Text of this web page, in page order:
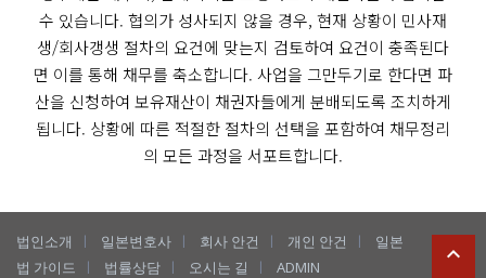
수 있습니다. 협의가 성사되지 않을 경우, 현재 상황이 민사재
생/회사갱생 절차의 요건에 맞는지 검토하여 요건이 충족된다
면 이를 통해 채무를 축소합니다. 사업을 그만두기로 한다면 파
산을 신청하여 보유재산이 채권자들에게 분배되도록 조치하게
됩니다. 상황에 따른 적절한 절차의 선택을 포함하여 채무정리
의 모든 과정을 서포트합니다.
법인소개 ㅣ 일본변호사 ㅣ 회사 안건 ㅣ 개인 안건 ㅣ
일본
법 가이드
ㅣ 법률상담 ㅣ 오시는 길 ㅣ ADMIN 